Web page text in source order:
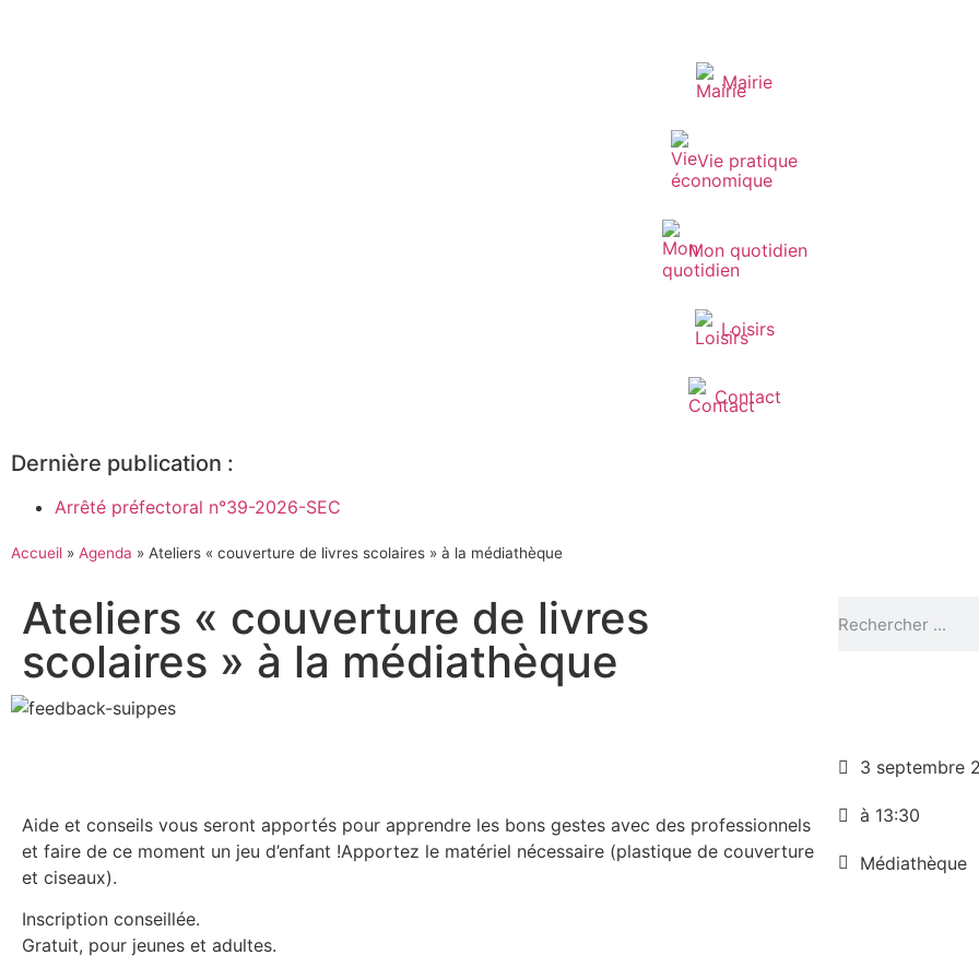
Mairie
Vie pratique
Mon quotidien
Loisirs
Contact
Dernière publication :
Arrêté préfectoral n°39-2026-SEC
Accueil » Agenda » Ateliers « couverture de livres scolaires » à la médiathèque
Ateliers « couverture de livres
scolaires » à la médiathèque
Aide et conseils vous seront apportés pour apprendre les bons gestes avec des professionnels
et faire de ce moment un jeu d’enfant !Apportez le matériel nécessaire (plastique de couverture
et ciseaux).
Inscription conseillée.
Gratuit, pour jeunes et adultes.
3 septembre
à 13:30
Médiathèque